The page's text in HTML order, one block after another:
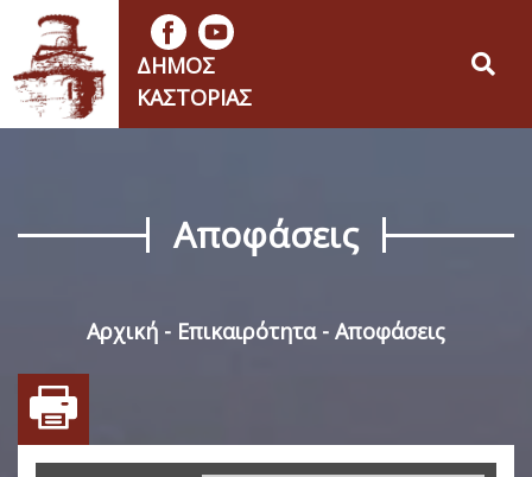
ΔΉΜΟΣ
ΚΑΣΤΟΡΙΆΣ
Αποφάσεις
Αρχική Επικαιρότητα Αποφάσεις